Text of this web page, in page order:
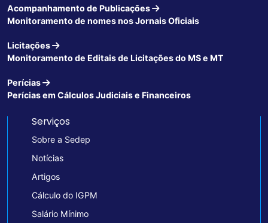
Acompanhamento de Publicações
Monitoramento de nomes nos Jornais Oficiais
Licitações
Monitoramento de Editais de Licitações do MS e MT
Perícias
Perícias em Cálculos Judiciais e Financeiros
Serviços
Sobre a Sedep
Notícias
Artigos
Cálculo do IGPM
Salário Mínimo